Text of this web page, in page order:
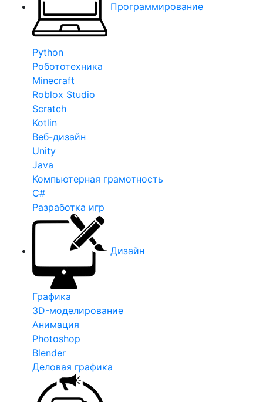
Программирование
Python
Робототехника
Minecraft
Roblox Studio
Scratch
Kotlin
Веб-дизайн
Unity
Java
Компьютерная грамотность
C#
Разработка игр
Дизайн
Графика
3D-моделирование
Анимация
Photoshop
Blender
Деловая графика